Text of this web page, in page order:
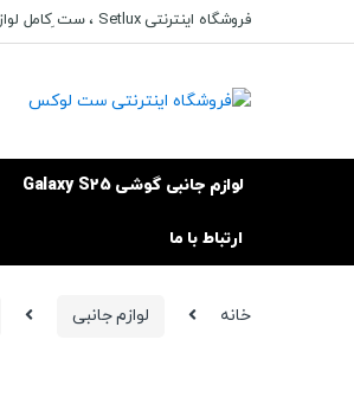
to
to
فروشگاه اینترنتی Setlux ، ست ِکامل لوازم دیجیتال
لوازم جانبی گوشی Galaxy S25
ارتباط با ما
خانه لوازم جانبی